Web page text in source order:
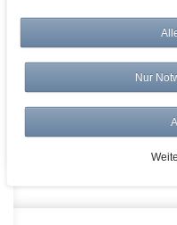
Risikolos: 14
Über 20.000
Schnelle
Nur